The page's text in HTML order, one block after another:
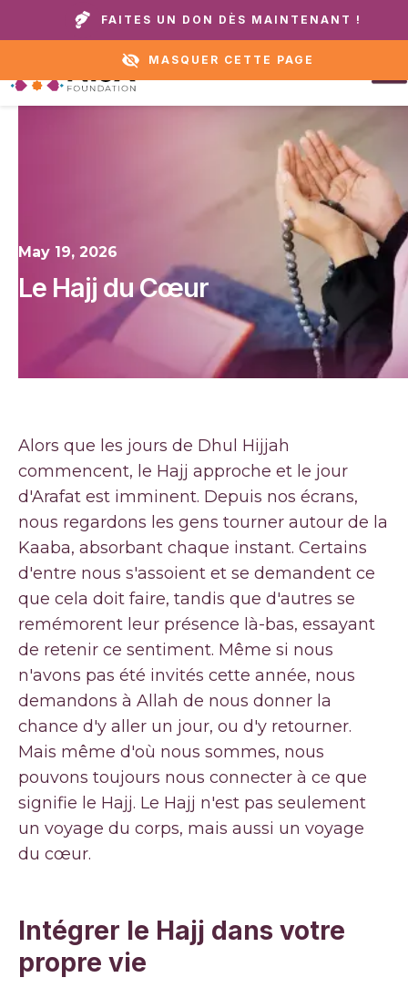
Appelez notre domicile ou notre service
d'assistance :
+1 888 711
FAITES UN DON DÈS MAINTENANT !
MASQUER CETTE PAGE
May 19, 2026
Le Hajj du Cœur
Alors que les jours de Dhul Hijjah
commencent, le Hajj approche et le jour
d'Arafat est imminent. Depuis nos écrans,
nous regardons les gens tourner autour de la
Kaaba, absorbant chaque instant. Certains
d'entre nous s'assoient et se demandent ce
que cela doit faire, tandis que d'autres se
remémorent leur présence là-bas, essayant
de retenir ce sentiment. Même si nous
n'avons pas été invités cette année, nous
demandons à Allah de nous donner la
chance d'y aller un jour, ou d'y retourner.
Mais même d'où nous sommes, nous
pouvons toujours nous connecter à ce que
signifie le Hajj. Le Hajj n'est pas seulement
un voyage du corps, mais aussi un voyage
du cœur.
Intégrer le Hajj dans votre
propre vie